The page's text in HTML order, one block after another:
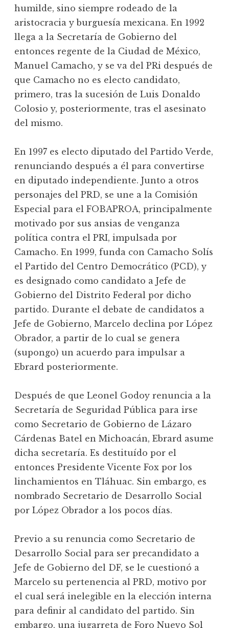
humilde, sino siempre rodeado de la
aristocracia y burguesía mexicana. En 1992
llega a la Secretaría de Gobierno del
entonces regente de la Ciudad de México,
Manuel Camacho, y se va del PRi después de
que Camacho no es electo candidato,
primero, tras la sucesión de Luis Donaldo
Colosio y, posteriormente, tras el asesinato
del mismo.
En 1997 es electo diputado del Partido Verde,
renunciando después a él para convertirse
en diputado independiente. Junto a otros
personajes del PRD, se une a la Comisión
Especial para el FOBAPROA, principalmente
motivado por sus ansias de venganza
política contra el PRI, impulsada por
Camacho. En 1999, funda con Camacho Solís
el Partido del Centro Democrático (PCD), y
es designado como candidato a Jefe de
Gobierno del Distrito Federal por dicho
partido. Durante el debate de candidatos a
Jefe de Gobierno, Marcelo declina por López
Obrador, a partir de lo cual se genera
(supongo) un acuerdo para impulsar a
Ebrard posteriormente.
Después de que Leonel Godoy renuncia a la
Secretaría de Seguridad Pública para irse
como Secretario de Gobierno de Lázaro
Cárdenas Batel en Michoacán, Ebrard asume
dicha secretaría. Es destituído por el
entonces Presidente Vicente Fox por los
linchamientos en Tláhuac. Sin embargo, es
nombrado Secretario de Desarrollo Social
por López Obrador a los pocos días.
Previo a su renuncia como Secretario de
Desarrollo Social para ser precandidato a
Jefe de Gobierno del DF, se le cuestionó a
Marcelo su pertenencia al PRD, motivo por
el cual será inelegible en la elección interna
para definir al candidato del partido. Sin
embargo, una jugarreta de Foro Nuevo Sol